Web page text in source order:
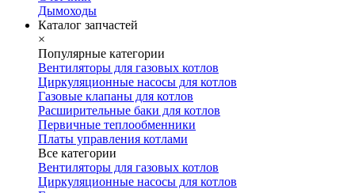
Дымоходы
Каталог запчастей
×
Популярные категории
Вентиляторы для газовых котлов
Циркуляционные насосы для котлов
Газовые клапаны для котлов
Расширительные баки для котлов
Первичные теплообменники
Платы управления котлами
Все категории
Вентиляторы для газовых котлов
Циркуляционные насосы для котлов